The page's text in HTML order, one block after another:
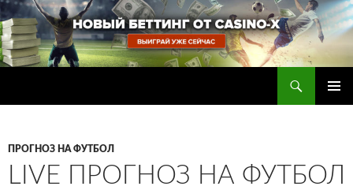
Перейти
к
содержимому
ПРОГНОЗ НА ФУТБОЛ
LIVE ПРОГНОЗ НА ФУТБОЛ